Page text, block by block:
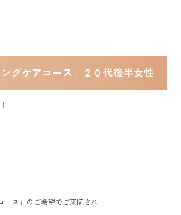
ングケアコース」２０代後半女性
ース」のご希望でご来院され